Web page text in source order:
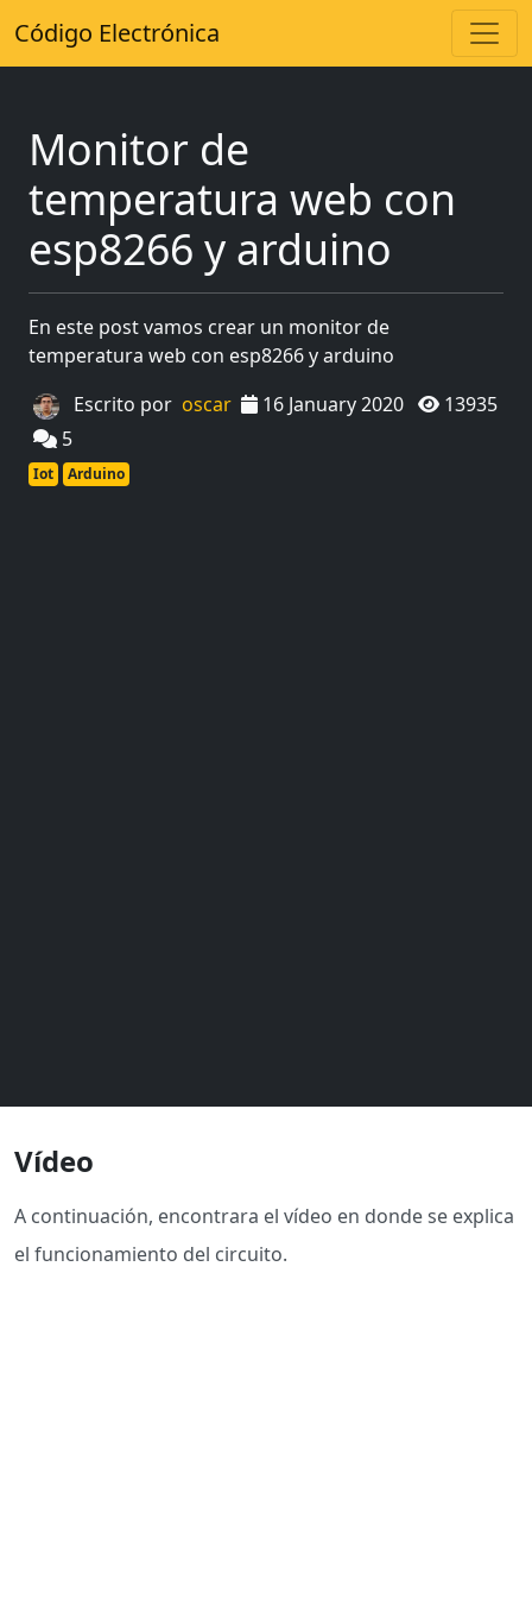
Código Electrónica
Monitor de
temperatura web con
esp8266 y arduino
En este post vamos crear un monitor de
temperatura web con esp8266 y arduino
Escrito por oscar 16 January 2020
13935
5
Iot Arduino
Vídeo
A continuación, encontrara el vídeo en donde se explica
el funcionamiento del circuito.